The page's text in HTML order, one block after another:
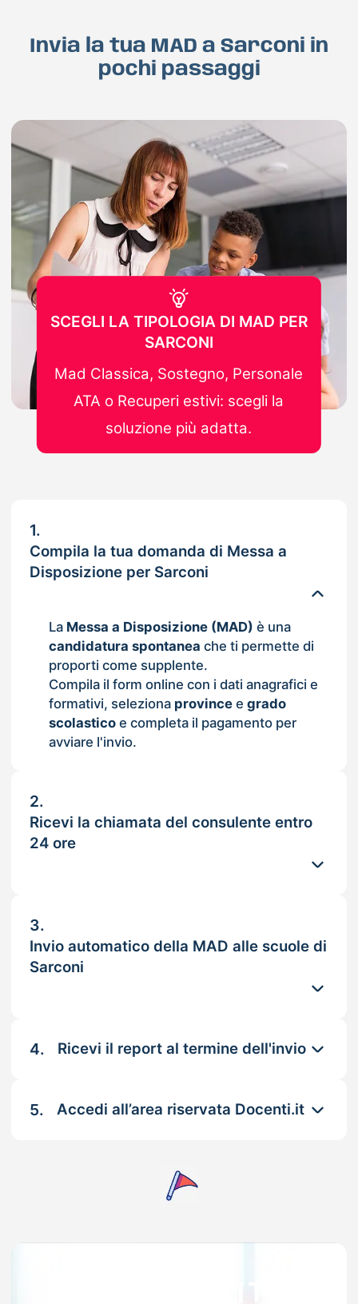
Invia la tua MAD a Sarconi in
pochi passaggi
1.
Compila la tua domanda di Messa a
Disposizione per Sarconi
La Messa a Disposizione (MAD) è una
candidatura spontanea che ti permette di
proporti come supplente.
Compila il form online con i dati anagrafici e
formativi, seleziona provincee grado
scolasticoe completa il pagamento per
avviare l'invio.
2.
Ricevi la chiamata del consulente entro
24 ore
3.
Invio automatico della MAD alle scuole di
Sarconi
4. Ricevi il report al termine dell'invio
5. Accedi all’area riservata Docenti.it
SCEGLI LA TIPOLOGIA DI MAD PER
SARCONI
Mad Classica, Sostegno, Personale
ATA o Recuperi estivi: scegli la
soluzione più adatta.